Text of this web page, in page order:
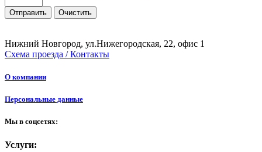
Отправить Очистить
Нижний Новгород, ул.Нижегородская, 22, офис 1
Схема проезда / Контакты
О компании
Персональные данные
Мы в соцсетях:
Услуги: